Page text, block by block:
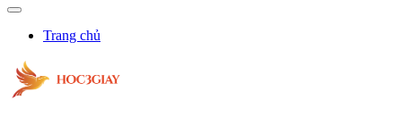
Trang chủ